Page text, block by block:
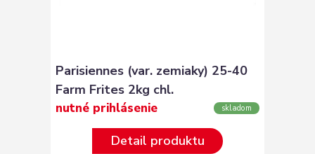
Parisiennes (var. zemiaky) 25-40
Farm Frites 2kg chl.
nutné prihlásenie skladom
Detail produktu